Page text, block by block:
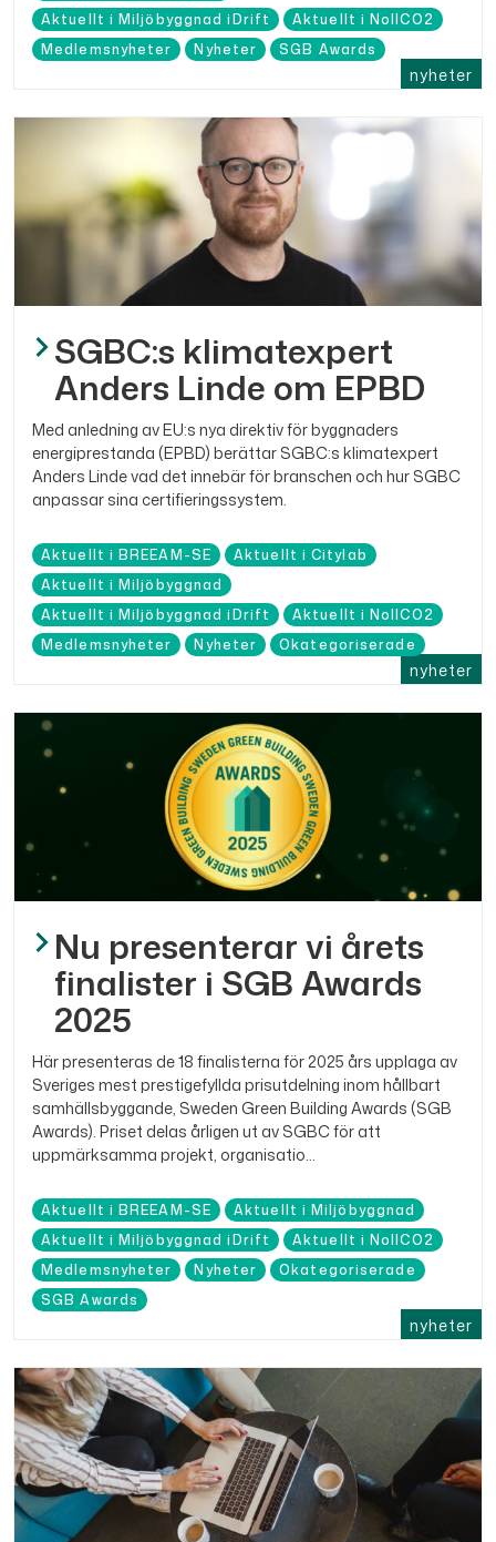
nyheter
Aktuellt i Miljöbyggnad iDrift
Aktuellt i NollCO2
Medlemsnyheter
Nyheter SGB Awards
nyheter
SGBC:s klimatexpert
Anders Linde om EPBD
Med anledning av EU:s nya direktiv för byggnaders
energiprestanda (EPBD) berättar SGBC:s klimatexpert
Anders Linde vad det innebär för branschen och hur SGBC
anpassar sina certifieringssystem.
Aktuellt i BREEAM-SE
Aktuellt i Citylab
Aktuellt i Miljöbyggnad
Aktuellt i Miljöbyggnad iDrift
Aktuellt i NollCO2
Medlemsnyheter
Nyheter Okategoriserade
nyheter
Nu presenterar vi årets
finalister i SGB Awards
2025
Här presenteras de 18 finalisterna för 2025 års upplaga av
Sveriges mest prestigefyllda prisutdelning inom hållbart
samhällsbyggande, Sweden Green Building Awards (SGB
Awards). Priset delas årligen ut av SGBC för att
uppmärksamma projekt, organisatio...
Aktuellt i BREEAM-SE
Aktuellt i Miljöbyggnad
Aktuellt i Miljöbyggnad iDrift
Aktuellt i NollCO2
Medlemsnyheter
Nyheter
Okategoriserade
SGB Awards